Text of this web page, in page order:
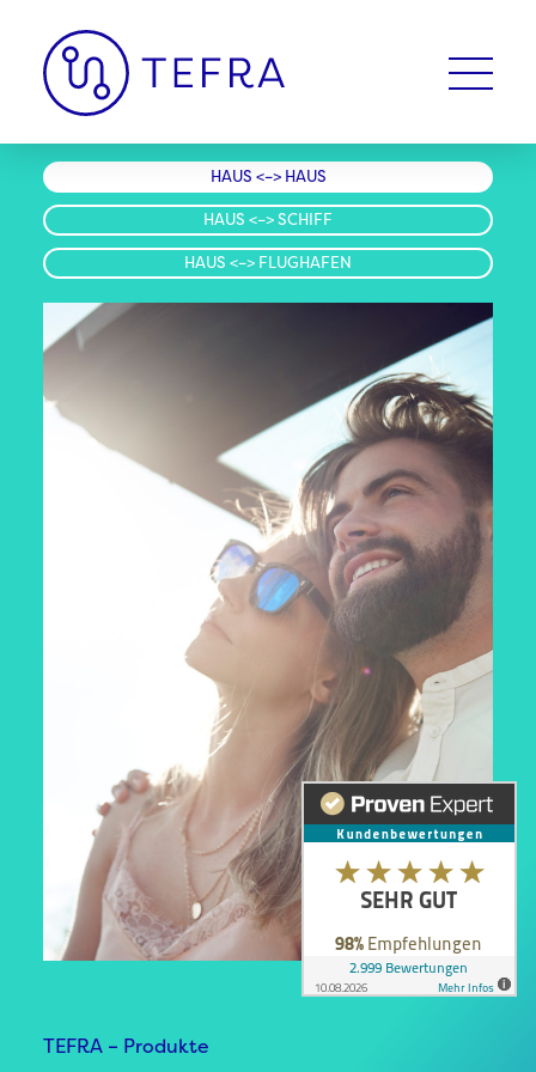
HAUS <–> HAUS
HAUS <–> SCHIFF
HAUS <–> FLUGHAFEN
TEFRA – Produkte
TEFRA – Produkte
TEFRA – Produkte